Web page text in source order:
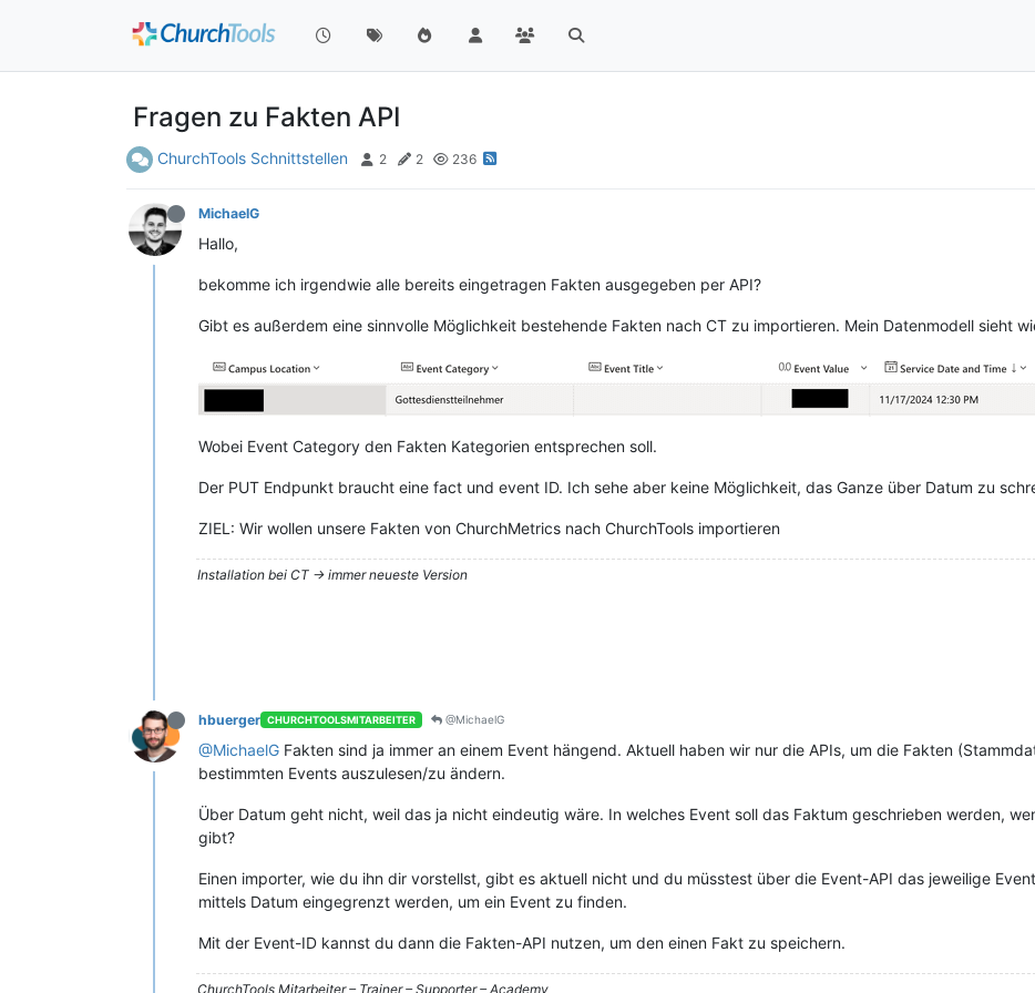
Fragen zu Fakten API
ChurchTools Schnittstellen 2 2 236
MichaelG
Hallo,
bekomme ich irgendwie alle bereits eingetragen Fakten ausgegeben per API?
Gibt es außerdem eine sinnvolle Möglichkeit bestehende Fakten nach CT zu importieren. Mein Datenmodell sieht
Wobei Event Category den Fakten Kategorien entsprechen soll.
Der PUT Endpunkt braucht eine fact und event ID. Ich sehe aber keine Möglichkeit, das Ganze über Datum zu
ZIEL: Wir wollen unsere Fakten von ChurchMetrics nach ChurchTools importieren
Installation bei CT -> immer neueste Version
hbuerger CHURCHTOOLSMITARBEITER @MichaelG
@MichaelG Fakten sind ja immer an einem Event hängend. Aktuell haben wir nur die APIs, um die Fakten
bestimmten Events auszulesen/zu ändern.
Über Datum geht nicht, weil das ja nicht eindeutig wäre. In welches Event soll das Faktum geschrieben werden,
gibt?
Einen importer, wie du ihn dir vorstellst, gibt es aktuell nicht und du müsstest über die Event-API das jeweilige
mittels Datum eingegrenzt werden, um ein Event zu finden.
Mit der Event-ID kannst du dann die Fakten-API nutzen, um den einen Fakt zu speichern.
ChurchTools Mitarbeiter – Trainer – Supporter – Academy